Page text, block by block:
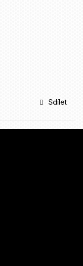
Sdílet